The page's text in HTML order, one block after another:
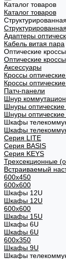
Каталог товаров
Каталог товаров
Адаптеры
Кабель витая пара
Оптические кроссы
Оптические кроссы
Аксессуары
Кроссы
Кроссы
Патч-панели
Шнур
Шнуры
Шнуры оптические
Шкафы
Шкафы
Cерия LITE
Cерия BASIS
Cерия KEYS
Трехсекционные
Встраиваемый
600x450
600x600
Шкафы 12U
Шкафы 12U
600x600
Шкафы 15U
Шкафы 6U
Шкафы 6U
600x350
Шкафы 9U
Шкафы